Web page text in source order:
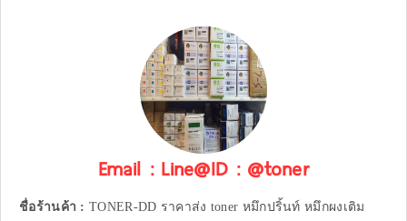
Email : Line@ID : @toner
ชื่อร้านค้า : TONER-DD ราคาส่ง toner หมึกปริ้นท์ หมึกผงเติม